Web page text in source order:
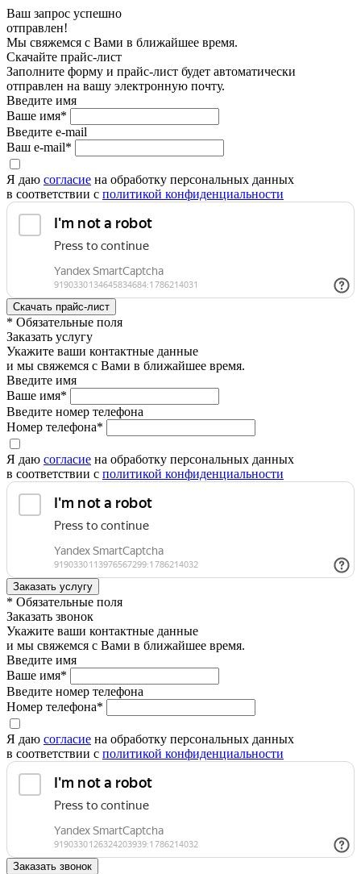
Ваш запрос успешно
отправлен!
Мы свяжемся с Вами в ближайшее время.
Скачайте прайс-лист
Заполните форму и прайс-лист будет автоматически
отправлен на вашу электронную почту.
Введите имя
Ваше имя*
Введите e-mail
Ваш e-mail*
Я даю согласие на обработку персональных данных
в соответствии с политикой конфиденциальности
* Обязательные поля
Заказать услугу
Укажите ваши контактные данные
и мы свяжемся с Вами в ближайшее время.
Введите имя
Ваше имя*
Введите номер телефона
Номер телефона*
Я даю согласие на обработку персональных данных
в соответствии с политикой конфиденциальности
* Обязательные поля
Заказать звонок
Укажите ваши контактные данные
и мы свяжемся с Вами в ближайшее время.
Введите имя
Ваше имя*
Введите номер телефона
Номер телефона*
Я даю согласие на обработку персональных данных
в соответствии с политикой конфиденциальности